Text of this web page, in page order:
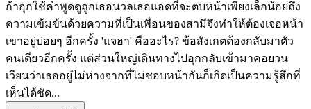
ก้าอุกใช้คำพูดดูถูกเธอนวลเธอแอดที่จะตบหน้าเพียงเล็กน้อยถึง
ความเข้มข้นด้วยความที่เป็นเพื่อนของสามีจึงทำให้ต้องเจอหน้า
เขาอยู่บ่อยๆ อีกครั้ง 'แจฮา' คืออะไร? ข้อสังเกตต้องกลับมาตัว
คนเดียวอีกครั้ง แต่ส่วนใหญ่เดินทางไปอุกกลับเข้ามาคอยวน
เวียนว่าเธออยู่ไม่ห่างจากที่ไม่ชอบหน้ากันก็เกิดเป็นความรู้สึกที่
เห็นได้ชัด...